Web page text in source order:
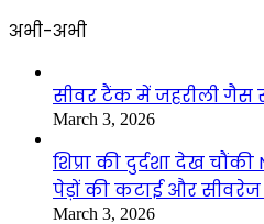
अभी-अभी
सीवर टैंक में जहरीली गैस
March 3, 2026
शिप्रा की दुर्दशा देख
पेड़ों की कटाई और सीवरेज
March 3, 2026